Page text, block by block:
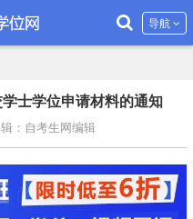
导航
士学位申请材料的通知
：自考生网编辑